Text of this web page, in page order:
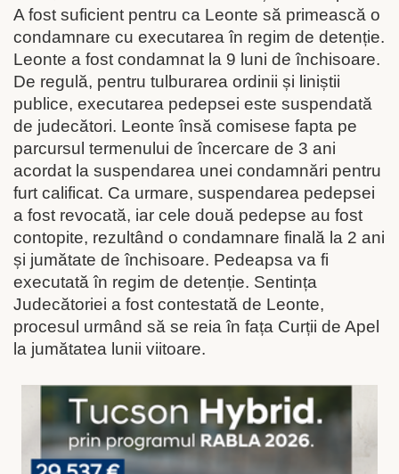
A fost suficient pentru ca Leonte să primească o
condamnare cu executarea în regim de detenție.
Leonte a fost condamnat la 9 luni de închisoare.
De regulă, pentru tulburarea ordinii și liniștii
publice, executarea pedepsei este suspendată
de judecători. Leonte însă comisese fapta pe
parcursul termenului de încercare de 3 ani
acordat la suspendarea unei condamnări pentru
furt calificat. Ca urmare, suspendarea pedepsei
a fost revocată, iar cele două pedepse au fost
contopite, rezultând o condamnare finală la 2 ani
și jumătate de închisoare. Pedeapsa va fi
executată în regim de detenție. Sentința
Judecătoriei a fost contestată de Leonte,
procesul urmând să se reia în fața Curții de Apel
la jumătatea lunii viitoare.